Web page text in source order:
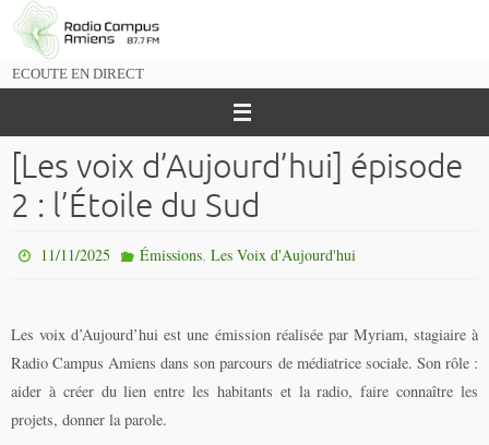
Passer
vers
ECOUTE EN DIRECT
[Les voix d’Aujourd’hui] épisode
2 : l’Étoile du Sud
11/11/2025 Émissions, Les Voix d'Aujourd'hui
Les voix d’Aujourd’hui est une émission réalisée par Myriam, stagiaire à
Radio Campus Amiens dans son parcours de médiatrice sociale. Son rôle :
aider à créer du lien entre les habitants et la radio, faire connaître les
projets, donner la parole.